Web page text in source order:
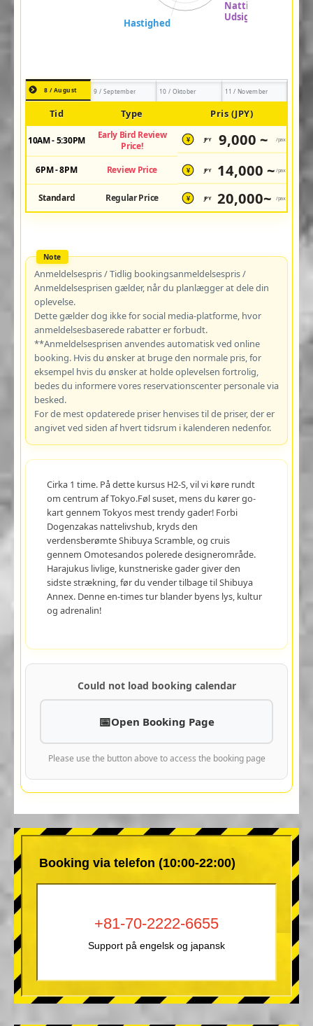
8 / August 9 / September 10 / Oktober 11 / November
Tid Type Pris (JPY)
10AM - 5:30PM
Early Bird Review
Price!
¥ JPY 9,000 ~ /pax
6PM - 8PM Review Price ¥ JPY 14,000 ~ /pax
Standard Regular Price ¥ JPY 20,000~ /pax
Anmeldelsespris / Tidlig bookingsanmeldelsespris /
Anmeldelsesprisen gælder, når du planlægger at dele din
oplevelse.
Dette gælder dog ikke for social media-platforme, hvor
anmeldelsesbaserede rabatter er forbudt.
**Anmeldelsesprisen anvendes automatisk ved online
booking. Hvis du ønsker at bruge den normale pris, for
eksempel hvis du ønsker at holde oplevelsen fortrolig,
bedes du informere vores reservationscenter personale via
besked.
For de mest opdaterede priser henvises til de priser, der er
angivet ved siden af hvert tidsrum i kalenderen nedenfor.
Cirka 1 time. På dette kursus H2-S, vil vi køre rundt
om centrum af Tokyo.Føl suset, mens du kører go-
kart gennem Tokyos mest trendy gader! Forbi
Dogenzakas nattelivshub, kryds den
verdensberømte Shibuya Scramble, og cruis
gennem Omotesandos polerede designerområde.
Harajukus livlige, kunstneriske gader giver den
sidste strækning, før du vender tilbage til Shibuya
Annex. Denne en-times tur blander byens lys, kultur
og adrenalin!
Could not load booking calendar
Open Booking Page
Please use the button above to access the booking page
Booking via telefon (10:00-22:00)
+81-70-2222-6655
Support på engelsk og japansk